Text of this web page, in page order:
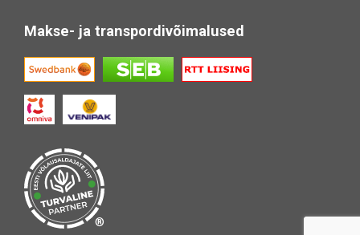
Makse- ja transpordivõimalused
®